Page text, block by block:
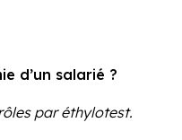
d’un salarié ?
par éthylotest.